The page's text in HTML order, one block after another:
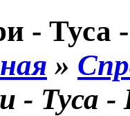
- Туса
»
- Туса -